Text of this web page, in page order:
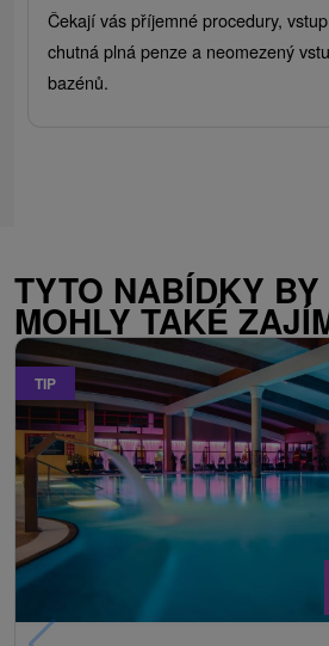
Čekají vás příjemné procedury,
chutná plná penze a neomezený
bazénů.
TYTO NABÍDKY BY
MOHLY TAKÉ
TIP